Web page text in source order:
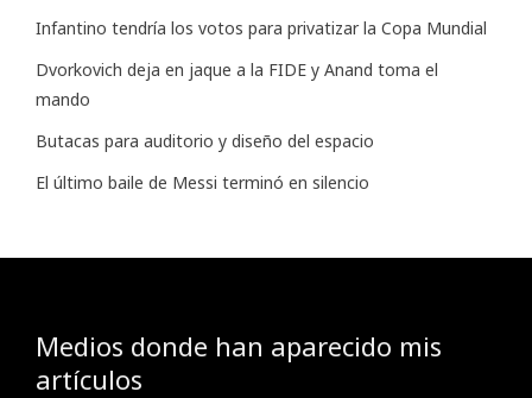
Infantino tendría los votos para privatizar la Copa Mundial
Dvorkovich deja en jaque a la FIDE y Anand toma el
mando
Butacas para auditorio y diseño del espacio
El último baile de Messi terminó en silencio
Medios donde han aparecido mis
artículos